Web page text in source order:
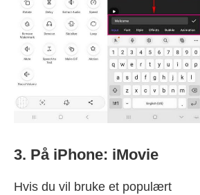
3. På iPhone: iMovie
Hvis du vil bruke et populært